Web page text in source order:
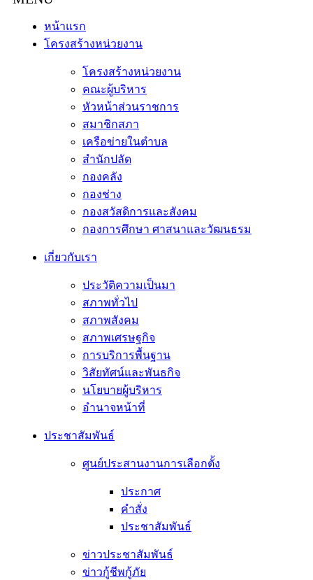
หน้าแรก
โครงสร้างหน่วยงาน
โครงสร้างหน่วยงาน
คณะผู้บริหาร
หัวหน้าส่วนราชการ
สมาชิกสภา
เครือข่ายในตำบล
สำนักปลัด
กองคลัง
กองช่าง
กองสวัสดิการและสังคม
กองการศึกษา ศาสนาและวัฒนธรม
เกี่ยวกับเรา
ประวัติความเป็นมา
สภาพทั่วไป
สภาพสังคม
สภาพเศรษฐกิจ
การบริการพื้นฐาน
วิสัยทัศน์และพันธกิจ
นโยบายผู้บริหาร
อํานาจหน้าที่
ประชาสัมพันธ์
ศูนย์ประสานงานการเลือกตั้ง
ประกาศ
คำสั่ง
ประชาสัมพันธ์
ข่าวประชาสัมพันธ์
ข่าวกู้ชีพกู้ภัย